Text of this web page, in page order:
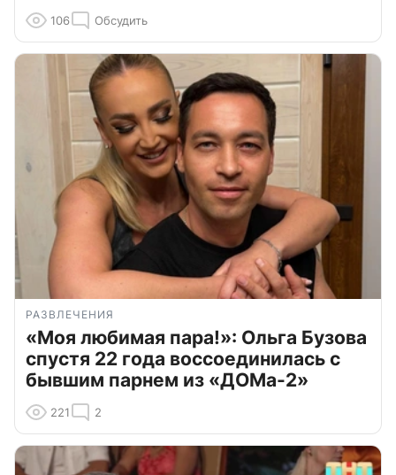
106 Обсудить
РАЗВЛЕЧЕНИЯ
«Моя любимая пара!»: Ольга Бузова
спустя 22 года воссоединилась с
бывшим парнем из «ДОМа-2»
221 2